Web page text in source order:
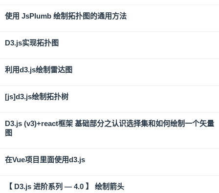
使用 JsPlumb 绘制拓扑图的通用方法
D3.js实现拓扑图
利用d3.js绘制雷达图
[js]d3.js绘制拓扑树
D3.js (v3)+react框架 基础部分之认识选择集和如何绘制一个矢量
图
在Vue项目里面使用d3.js
【 D3.js 进阶系列 — 4.0 】 绘制箭头